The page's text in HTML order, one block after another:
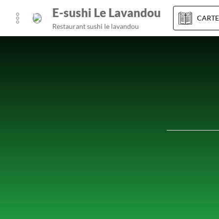
E-sushi Le Lavandou
Restaurant sushi le lavandou
CARTE